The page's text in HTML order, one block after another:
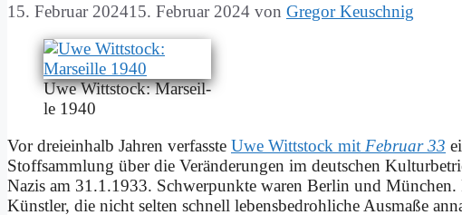
15. Februar 202415. Februar 2024 von Gregor Keuschnig
Uwe Witt­stock: Mar­seil­
le 1940
Vor drei­ein­halb Jah­ren ver­fass­te Uwe Witt­stock mit Fe­bru­ar 33
Stoff­samm­lung über die Ver­än­de­run­gen im deut­schen
Na­zis am 31.1.1933. Schwer­punk­te wa­ren Ber­lin und
Künst­ler, die nicht sel­ten schnell le­bens­be­droh­li­che Aus­ma­ße